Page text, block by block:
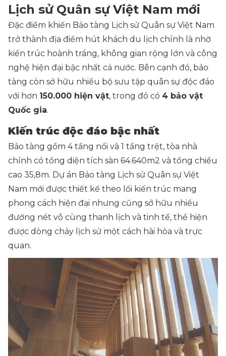
Lịch sử Quân sự Việt Nam mới
Đặc điểm khiến Bảo tàng Lịch sử Quân sự Việt Nam
trở thành địa điểm hút khách du lịch chính là nhờ
kiến trúc hoành tráng, không gian rộng lớn và công
nghệ hiện đại bậc nhất cả nước. Bên cạnh đó, bảo
tàng còn sở hữu nhiều bộ sưu tập quân sự độc đáo
với hơn 150.000 hiện vật, trong đó có 4 bảo vật
Quốc gia.
Kiến trúc độc đáo bậc nhất
Bảo tàng gồm 4 tầng nổi và 1 tầng trệt, tòa nhà
chính có tổng diện tích sàn 64.640m2 và tổng chiều
cao 35,8m. Dự án Bảo tàng Lịch sử Quân sự Việt
Nam mới được thiết kế theo lối kiến trúc mang
phong cách hiện đại nhưng cũng sở hữu nhiều
đường nét vô cùng thanh lịch và tinh tế, thể hiện
được dòng chảy lịch sử một cách hài hòa và trực
quan.